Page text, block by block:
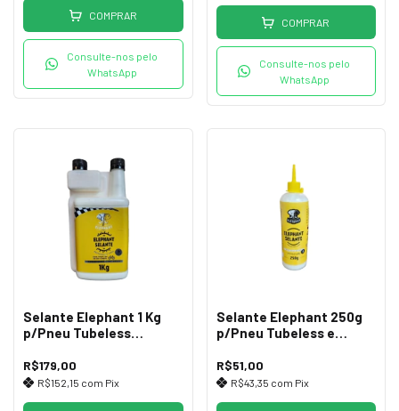
COMPRAR
Consulte-nos pelo
WhatsApp
COMPRAR
Consulte-nos pelo
WhatsApp
Selante Elephant 1 Kg
p/Pneu Tubeless
R$179,00
R$152,15 com Pix
Selante Elephant 250g
p/Pneu Tubeless e
R$51,00
R$43,35 com Pix